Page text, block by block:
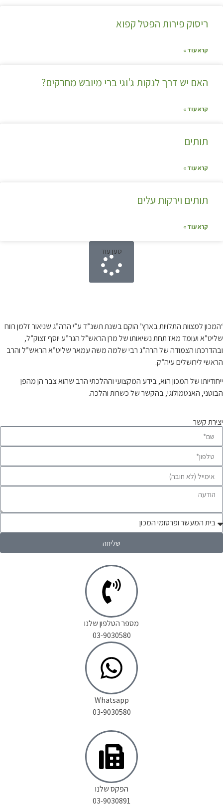
ריסוק פירות הפטל קפוא
קרא עוד »
האם יש דרך לנקות ג'וגי ברי מיובש מחרקים?
קרא עוד »
תותים
קרא עוד »
תותים וירקות עלים
קרא עוד »
טען עוד
‘המכון למצוות התלויות בארץ’ הוקם בשנת תשנ”ד ע”י הרה”ג שניאור זלמן רווח
שליט”א ועומד מאז תחת נשיאותו של מרן הראש”ל הגר”ע יוסף זצוק”ל,
ובהדרכתו הצמודה של הרה”ג רבי שלמה משה עמאר שליט”א הראש”ל והרב
הראשי לירושלים עיה”ק.
ייחודיותו של המכון הוא, בידע המקצועי וההלכתי הרב שהוא צבר הן מהפן
הבוטני, האנטמולוגי, בהקשר של כשרות והלכה.
יצירת קשר
שליחה
מספר הטלפון שלנו
03-9030580
Whatsapp
03-9030580
הפקס שלנו
03-9030891